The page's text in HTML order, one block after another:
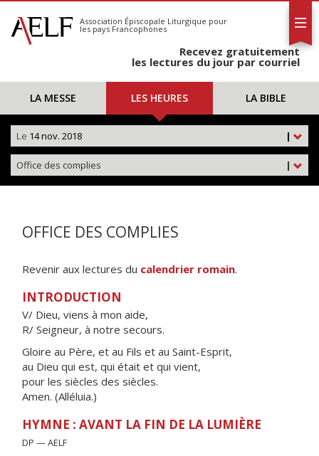
S'abonner
Calendrier
Association Épiscopale Liturgique pour
les pays Francophones
Recevez gratuitement
les lectures du jour par courriel
LA MESSE LES HEURES LA BIBLE
|
Le 14 nov. 2018
|
Office des complies
OFFICE DES COMPLIES
Revenir aux lectures du calendrier romain.
INTRODUCTION
V/ Dieu, viens à mon aide,
R/ Seigneur, à notre secours.
Gloire au Père, et au Fils et au Saint-Esprit,
au Dieu qui est, qui était et qui vient,
pour les siècles des siècles.
Amen. (Alléluia.)
HYMNE : AVANT LA FIN DE LA LUMIÈRE
DP — AELF